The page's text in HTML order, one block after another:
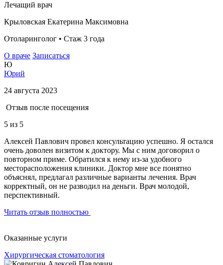
Лечащий врач
Крыловская Екатерина Максимовна
Отоларинголог • Стаж 3 года
О враче Записаться
Ю
Юрий
24 августа 2023
Отзыв после посещения
5 из 5
Алексей Павлович провел консультацию успешно. Я остался
очень доволен визитом к доктору. Мы с ним договорил о
повторном приме. Обратился к нему из-за удобного
месторасположения клиники. Доктор мне все понятно
объяснял, предлагал различные варианты лечения. Врач
корректный, он не разводил на деньги. Врач молодой,
перспективный.
Читать отзыв полностью
Оказанные услуги
Хирургическая стоматология